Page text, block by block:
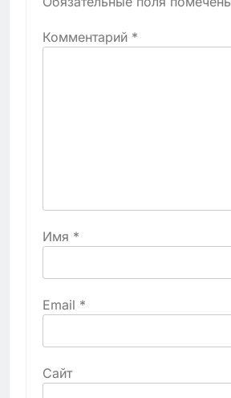
Комментарий *
Имя *
Email *
Сайт